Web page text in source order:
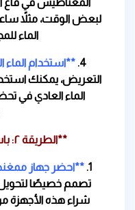
المغناطيس في قاع
لبعض الوقت، مثلاً
الماء
4. **استخدام
التعريض، يمكنك
الماء العادي في
**الطريقة ٢: باستخدام جهاز ممغنط:**
1. **احضر جهاز
تصمم خصيصًا
شراء هذه الأجهزة من